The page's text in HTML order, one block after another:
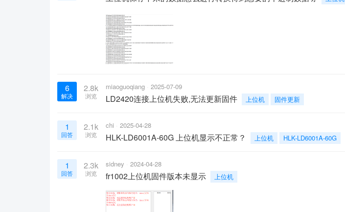
6
解决
2.8k
浏览
miaoguoqiang 2025-07-09
LD2420连接上位机失败,无法更新固件 上位机 固件更新
1
回答
2.1k
浏览
chi 2025-04-28
HLK-LD6001A-60G 上位机显示不正常？ 上位机 HLK-LD6001A-60G
1
回答
2.3k
浏览
sidney 2024-04-28
fr1002上位机固件版本未显示 上位机